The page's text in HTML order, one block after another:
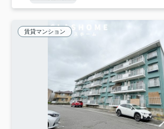
賃貸マンション